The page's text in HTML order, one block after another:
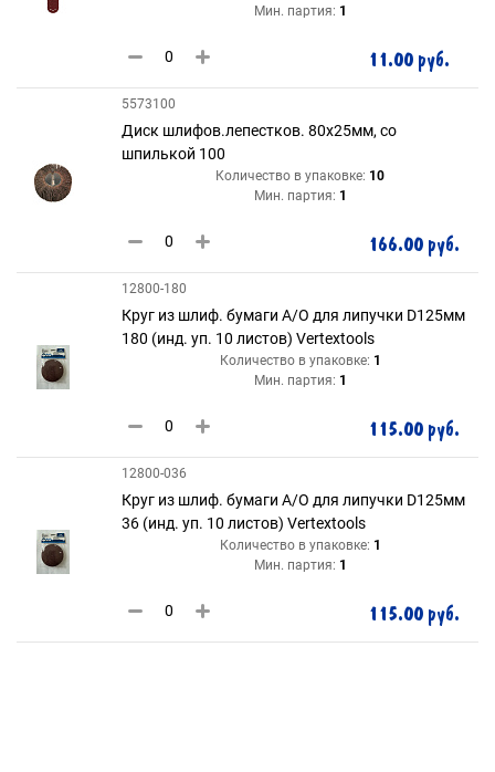
Мин. партия: 1
11.00 руб.
5573100
Диск шлифов.лепестков. 80х25мм, со
шпилькой 100
Количество в упаковке: 10
Мин. партия: 1
166.00 руб.
12800-180
Круг из шлиф. бумаги А/О для липучки D125мм
180 (инд. уп. 10 листов) Vertextools
Количество в упаковке: 1
Мин. партия: 1
115.00 руб.
12800-036
Круг из шлиф. бумаги А/О для липучки D125мм
36 (инд. уп. 10 листов) Vertextools
Количество в упаковке: 1
Мин. партия: 1
115.00 руб.